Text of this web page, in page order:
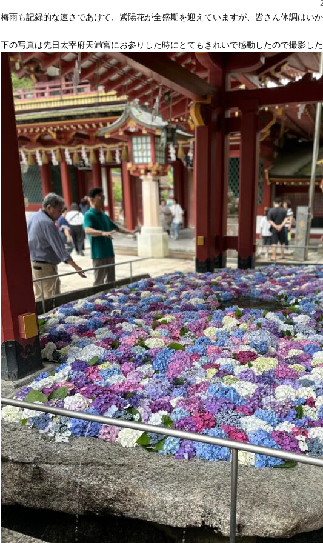
梅雨も記録的な速さであけて、紫陽花が全盛期を迎えていますが、皆さん体調はいか
下の写真は先日太宰府天満宮にお参りした時にとてもきれいで感動したので撮影した